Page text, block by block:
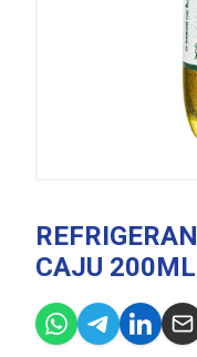
CAJU 200ML